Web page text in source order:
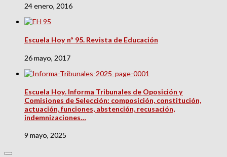
24 enero, 2016
Escuela Hoy nº 95. Revista de Educación
26 mayo, 2017
Escuela Hoy. Informa Tribunales de Oposición y
Comisiones de Selección: composición, constitución,
actuación, funciones, abstención, recusación,
indemnizaciones…
9 mayo, 2025